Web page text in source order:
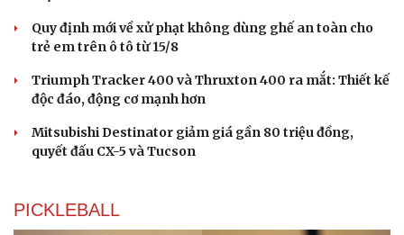
Kể chuyện cho bé
Quy định mới về xử phạt không dùng ghế an toàn cho
trẻ em trên ô tô từ 15/8
Triumph Tracker 400 và Thruxton 400 ra mắt: Thiết kế
độc đáo, động cơ mạnh hơn
Mitsubishi Destinator giảm giá gần 80 triệu đồng,
quyết đấu CX-5 và Tucson
PICKLEBALL